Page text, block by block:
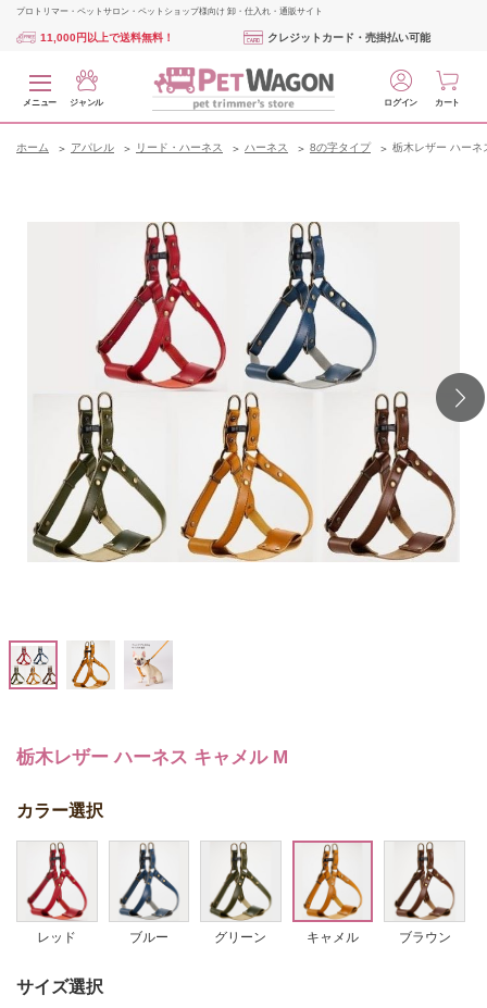
プロトリマー・ペットサロン・ペットショップ様向け 卸・仕入れ・通販サイト
11,000円以上で送料無料！ クレジットカード・売掛払い可能
メニュー ジャンル ログイン カート
ホーム アパレル リード・ハーネス ハーネス 8の字タイプ 栃木レザー ハーネ
栃木レザー ハーネス キャメル M
カラー選択
レッド ブルー グリーン キャメル ブラウン
サイズ選択